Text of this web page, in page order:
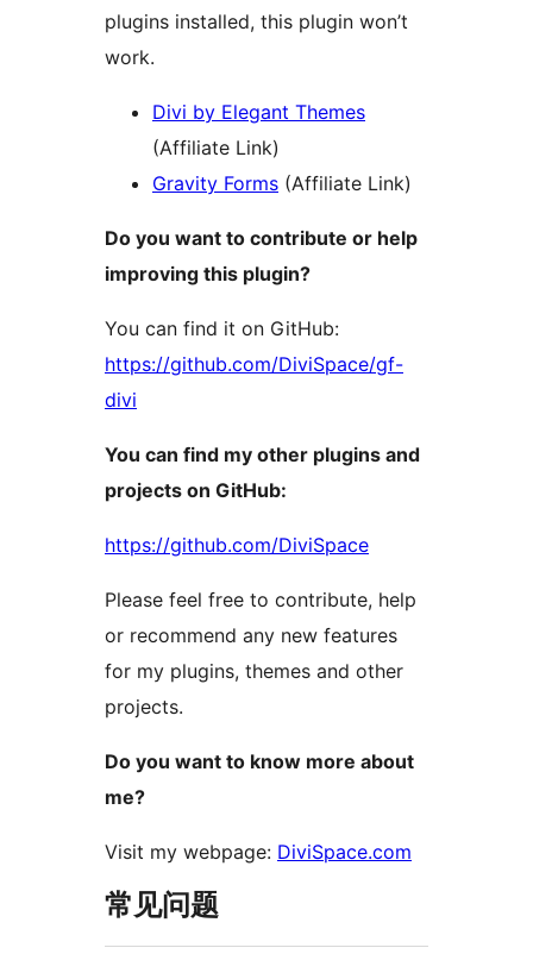
plugins installed, this plugin won’t
work.
Divi by Elegant Themes
(Affiliate Link)
Gravity Forms (Affiliate Link)
Do you want to contribute or help
improving this plugin?
You can find it on GitHub:
https://github.com/DiviSpace/gf-
divi
You can find my other plugins and
projects on GitHub:
https://github.com/DiviSpace
Please feel free to contribute, help
or recommend any new features
for my plugins, themes and other
projects.
Do you want to know more about
me?
Visit my webpage: DiviSpace.com
常见问题